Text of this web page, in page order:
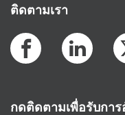
ติดตามเรา
กดติดตามเพื่อรับการ